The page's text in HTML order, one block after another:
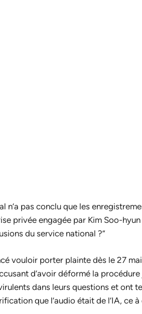
n’a pas conclu que les
privée engagée par Kim Soo-
du service national ?”
vouloir porter plainte dès le 27
d’avoir déformé la
dans leurs questions et ont
que l’audio était de l’IA, ce